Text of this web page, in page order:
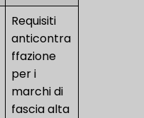
Requisiti
anticontra
ffazione
per i
marchi di
fascia alta